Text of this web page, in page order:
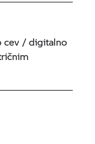
cev / digitalno